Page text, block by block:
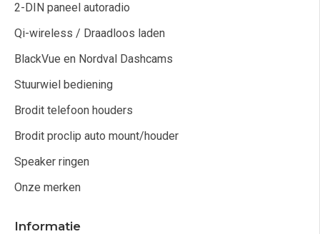
2-DIN paneel autoradio
Qi-wireless / Draadloos laden
BlackVue en Nordval Dashcams
Stuurwiel bediening
Brodit telefoon houders
Brodit proclip auto mount/houder
Speaker ringen
Onze merken
Informatie